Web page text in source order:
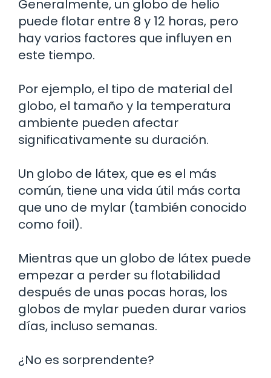
Generalmente, un globo de helio
puede flotar entre 8 y 12 horas, pero
hay varios factores que influyen en
este tiempo.
Por ejemplo, el tipo de material del
globo, el tamaño y la temperatura
ambiente pueden afectar
significativamente su duración.
Un globo de látex, que es el más
común, tiene una vida útil más corta
que uno de mylar (también conocido
como foil).
Mientras que un globo de látex puede
empezar a perder su flotabilidad
después de unas pocas horas, los
globos de mylar pueden durar varios
días, incluso semanas.
¿No es sorprendente?